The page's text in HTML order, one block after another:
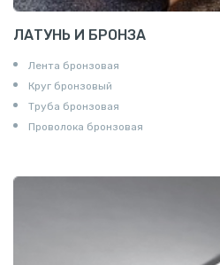
ЛАТУНЬ И БРОНЗА
Лента бронзовая
Круг бронзовый
Труба бронзовая
Проволока бронзовая